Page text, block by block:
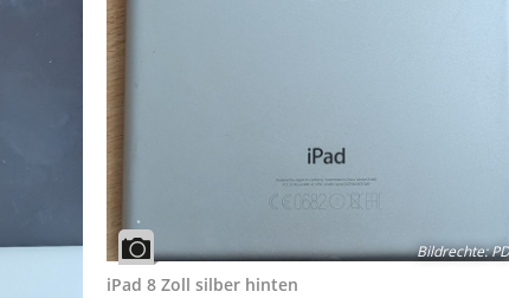
Bildrechte:
iPad 8 Zoll silber hinten